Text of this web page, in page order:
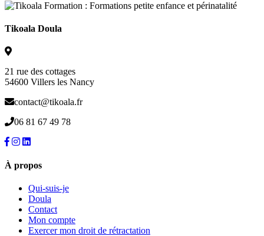
a
Tikoala Doula
21 rue des cottages
54600 Villers les Nancy
contact@tikoala.fr
06 81 67 49 78
À propos
Qui-suis-je
Doula
Contact
Mon compte
Exercer mon droit de rétractation